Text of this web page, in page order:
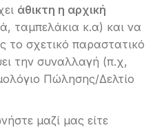
άθικτη η αρχική
ταμπελάκια κ.α) και να
το σχετικό παραστατικό
την συναλλαγή (π.χ,
Πώλησης/Δελτίο
μαζί μας είτε